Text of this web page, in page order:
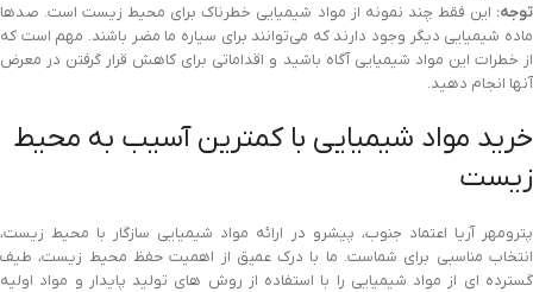
توجه: این فقط چند نمونه از مواد شیمیایی خطرناک برای محیط زیست است. صدها
ماده شیمیایی دیگر وجود دارند که می‌توانند برای سیاره ما مضر باشند. مهم است که
از خطرات این مواد شیمیایی آگاه باشید و اقداماتی برای کاهش قرار گرفتن در معرض
آنها انجام دهید.
خرید مواد شیمیایی با کمترین آسیب به محیط
زیست
پترومهر آریا اعتماد جنوب، پیشرو در ارائه مواد شیمیایی سازگار با محیط زیست،
انتخاب مناسبی برای شماست. ما با درک عمیق از اهمیت حفظ محیط زیست، طیف
گسترده ای از مواد شیمیایی را با استفاده از روش های تولید پایدار و مواد اولیه